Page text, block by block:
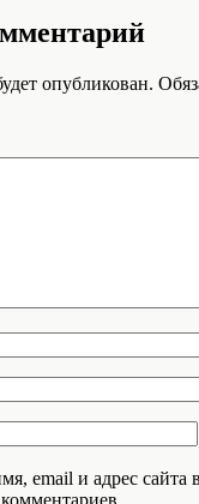
опубликован.
email и адрес сайта